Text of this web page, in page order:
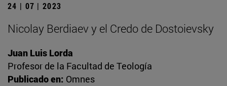
24 | 07 | 2023
Nicolay Berdiaev y el Credo de Dostoievsky
Juan Luis Lorda
Profesor de la Facultad de Teología
Publicado en: Omnes